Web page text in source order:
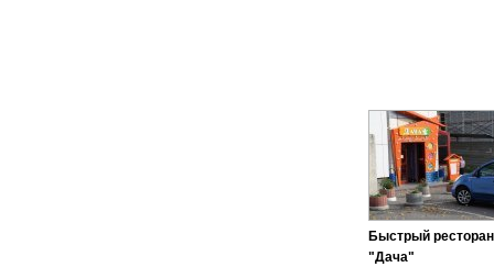
Быстрый ресторан
"Дача"